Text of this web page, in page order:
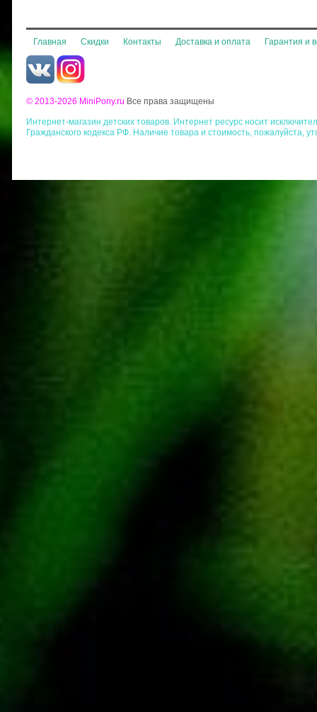
Главная Скидки Контакты Доставка и оплата Гарантия и
© 2013-2026 MiniPony.ru Все права защищены
Интернет-магазин детских товаров. Интернет ресурс носит
Гражданского кодекса РФ. Наличие товара и стоимость, пожалуйста,